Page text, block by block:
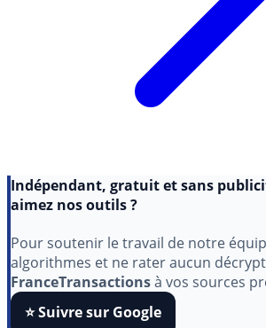
aimez nos outils ?
Pour soutenir le travail de notre
algorithmes et ne rater aucun
FranceTransactionsà vos sources